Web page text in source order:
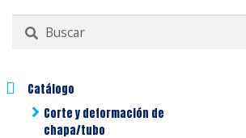
Buscar
por:
Catálogo
Corte y deformación de
chapa/tubo